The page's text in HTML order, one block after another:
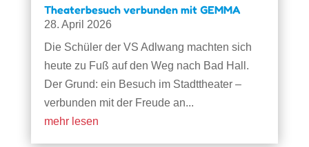
Theaterbesuch verbunden mit GEMMA
28. April 2026
Die Schüler der VS Adlwang machten sich
heute zu Fuß auf den Weg nach Bad Hall.
Der Grund: ein Besuch im Stadttheater –
verbunden mit der Freude an...
mehr lesen